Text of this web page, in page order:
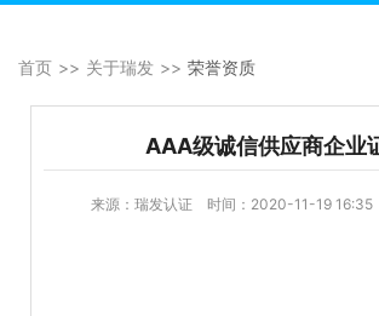
首页 关于瑞发 荣誉资质
AAA级诚信供应商企业
来源：瑞发认证 时间：2020-11-19